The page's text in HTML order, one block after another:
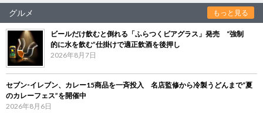
グルメ もっと見る
ビールだけ飲むと倒れる「ふらつくビアグラス」発売 “強制
的に水を飲む”仕掛けで適正飲酒を後押し
2026年8月7日
セブン‐イレブン、カレー15商品を一斉投入 名店監修から冷製うどんまで“夏
のカレーフェス”を開催中
2026年8月6日